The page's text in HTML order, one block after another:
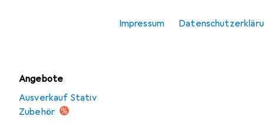
Impressum
Angebote
Ausverkauf Stativ
Zubehör